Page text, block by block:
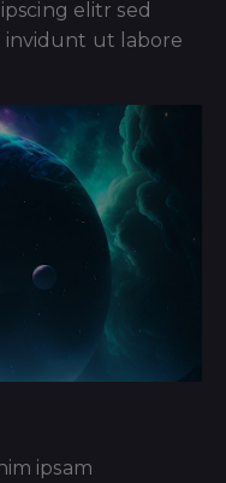
elitr sed
invidunt ut labore
ipsam